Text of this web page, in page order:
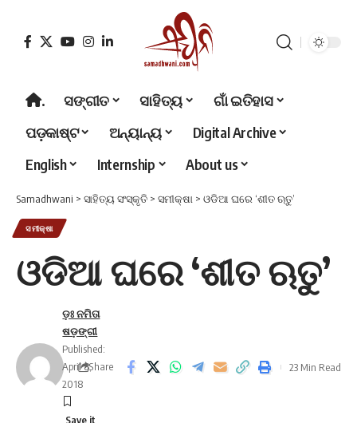
. ସଙ୍ଗୀତ ସାହିତ୍ୟ
ଗାଁ ଇତିହାସ
ପଡ଼କାଷ୍ଟ
ଅନ୍ୟାନ୍ୟ
Digital Archive
English
Internship About us
Samadhwani > ସାହିତ୍ୟ ସଂସ୍କୃତି > ସମୀକ୍ଷା > ଓଡିଆ ଘରେ ‘ଶୀତ ଋତୁ’
ସମୀକ୍ଷା
ଓଡିଆ ଘରେ ‘ଶୀତ ଋତୁ’
ଡ଼ଃ ନମିତା
ଷଡ଼ଙ୍ଗୀ
Published:
April 8,
2018
Share 23 Min Read